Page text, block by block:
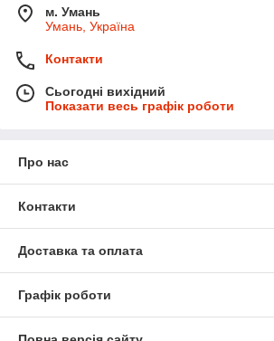
м. Умань
Умань, Україна
Контакти
Сьогодні вихідний
Показати весь графік роботи
Про нас
Контакти
Доставка та оплата
Графік роботи